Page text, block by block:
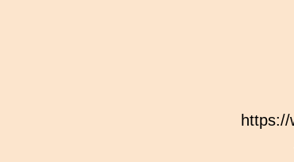
https://www.amazon.it/signora-dei-funerali-Madeleine-